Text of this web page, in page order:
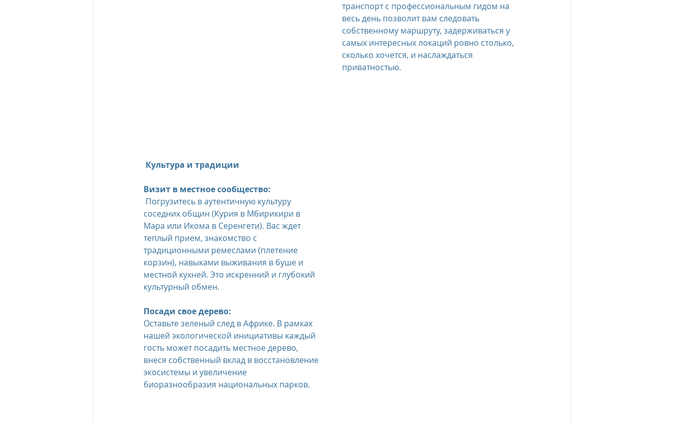
транспорт с профессиональным гидом на
весь день позволит вам следовать
собственному маршруту, задерживаться у
самых интересных локаций ровно столько,
сколько хочется, и наслаждаться
приватностью.
Культура и традиции
Визит в местное сообщество:
соседних общин (Курия в Мбирикири в
Мара или Икома в Серенгети). Вас ждет
теплый прием, знакомство с
традиционными ремеслами (плетение
корзин), навыками выживания в буше и
местной кухней. Это искренний и глубокий
культурный обмен.
Посади свое дерево:
Оставьте зеленый след в Африке. В рамках
нашей экологической инициативы каждый
гость может посадить местное дерево,
внеся собственный вклад в восстановление
экосистемы и увеличение
биоразнообразия национальных парков.